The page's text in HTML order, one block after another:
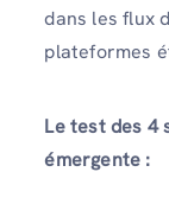
dans les flux
plateformes
Le test des 4
émergente :